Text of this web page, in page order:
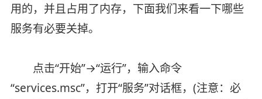
用的，并且占用了内存，下面我们来看一下哪些
服务有必要关掉。
点击“开始”→“运行”，输入命令
“services.msc”，打开“服务”对话框，(注意：必